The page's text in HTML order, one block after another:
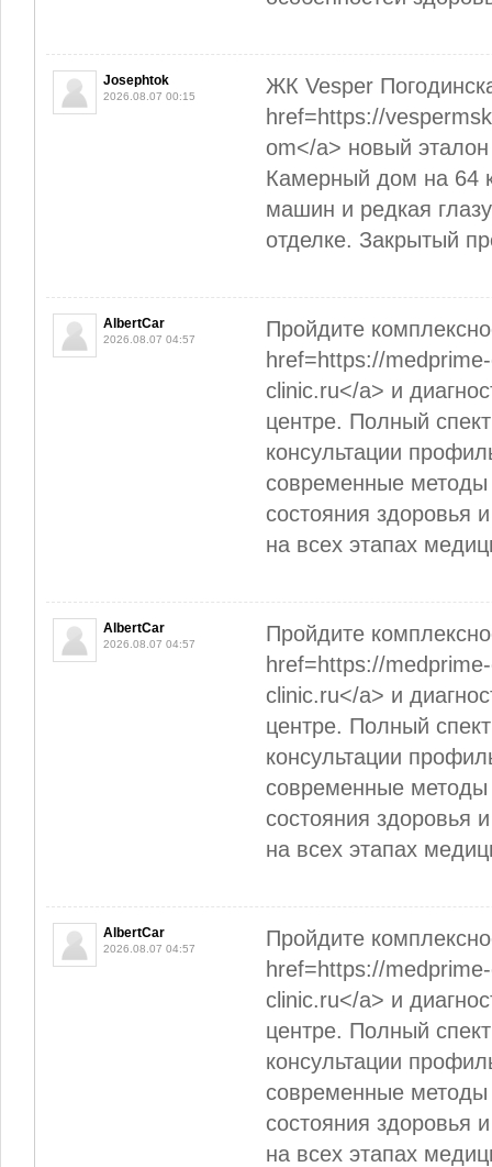
Josephtok
2026.08.07 00:15
ЖК Vesper
href=https://
om</a> новый
Камерный дом на 64
машин и редкая
отделке. Закрытый
AlbertCar
2026.08.07 04:57
Пройдите
href=https://
clinic.ru</a> и
центре. Полный
консультации
современные методы
состояния здоровья
на всех этапах
AlbertCar
2026.08.07 04:57
Пройдите
href=https://
clinic.ru</a> и
центре. Полный
консультации
современные методы
состояния здоровья
на всех этапах
AlbertCar
2026.08.07 04:57
Пройдите
href=https://
clinic.ru</a> и
центре. Полный
консультации
современные методы
состояния здоровья
на всех этапах